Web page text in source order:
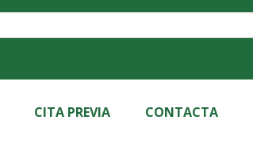
CITA PREVIA CONTACTA